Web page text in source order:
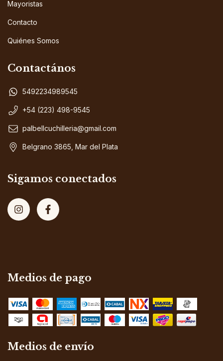
Mayoristas
Contacto
Quiénes Somos
Contactános
5492234989545
+54 (223) 498-9545
palbellcuchilleria@gmail.com
Belgrano 3865, Mar del Plata
Sigamos conectados
Medios de pago
Medios de envío